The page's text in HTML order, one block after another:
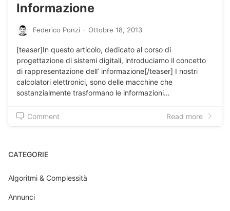
Informazione
Federico Ponzi · Ottobre 18, 2013
[teaser]In questo articolo, dedicato al corso di
progettazione di sistemi digitali, introduciamo il concetto
di rappresentazione dell’ informazione[/teaser] I nostri
calcolatori elettronici, sono delle macchine che
sostanzialmente trasformano le informazioni…
Comment Read more
CATEGORIE
Algoritmi & Complessità
Annunci